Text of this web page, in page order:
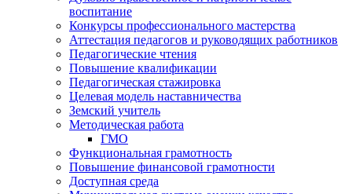
воспитание
Конкурсы профессионального мастерства
Аттестация педагогов и руководящих работников
Педагогические чтения
Повышение квалификации
Педагогическая стажировка
Целевая модель наставничества
Земский учитель
Методическая работа
ГМО
Функциональная грамотность
Повышение финансовой грамотности
Доступная среда